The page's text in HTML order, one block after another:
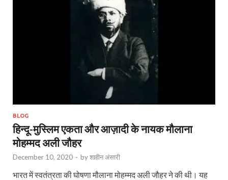
BLOG
हिन्दू-मुस्लिम एकता और आज़ादी के नायक मौलाना
मोहम्मद अली जौहर
December 10, 2020 - byशाहीन अंसारी
भारत में स्वतंत्रता की घोषणा मौलाना मोहम्मद अली जौहर ने की थी। यह